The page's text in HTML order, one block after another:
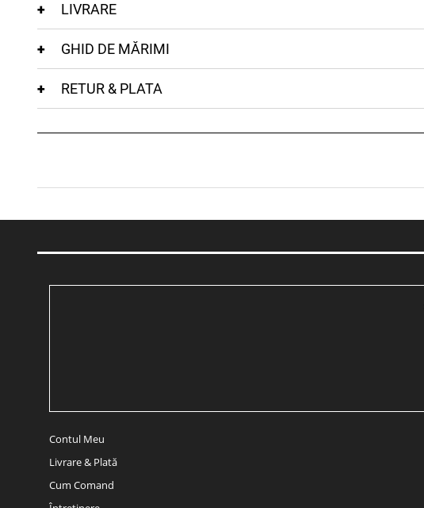
LIVRARE
GHID DE MĂRIMI
RETUR & PLATA
Contul Meu
Livrare & Plată
Cum Comand